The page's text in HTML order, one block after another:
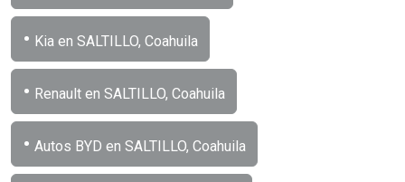
• Kia en SALTILLO, Coahuila
• Renault en SALTILLO, Coahuila
• Autos BYD en SALTILLO, Coahuila